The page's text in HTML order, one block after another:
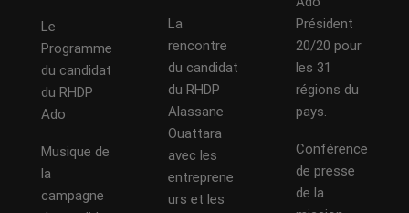
Le
Programme
du candidat
du RHDP
Ado
Musique de
la
campagne
La
rencontre
du candidat
du RHDP
Alassane
Ouattara
avec les
entreprene
urs et les
Président
20/20 pour
les 31
régions du
pays.
Conférence
de presse
de la